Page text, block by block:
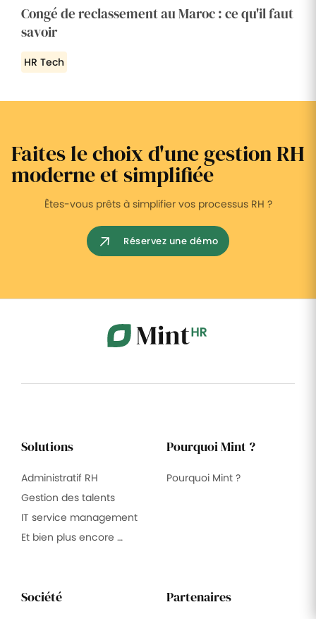
Congé de reclassement au Maroc : ce qu'il faut
savoir
HR Tech
Faites le choix d'une gestion RH
moderne et simplifiée
Êtes-vous prêts à simplifier vos processus RH ?
Réservez une démo
Solutions
Administratif RH
Gestion des talents
IT service management
Et bien plus encore …
Pourquoi Mint ?
Pourquoi Mint ?
Société Partenaires